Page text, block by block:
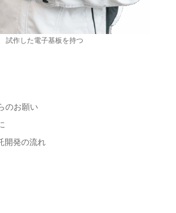
試作した電子基板を持つ
のお願い
開発の流れ